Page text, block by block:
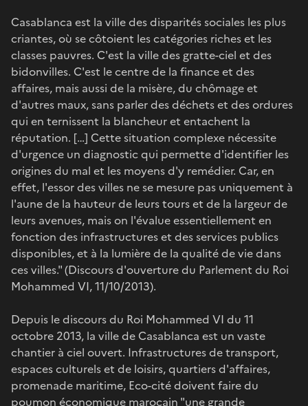
Casablanca est la ville des disparités sociales les plus
criantes, où se côtoient les catégories riches et les
classes pauvres. C'est la ville des gratte-ciel et des
bidonvilles. C'est le centre de la finance et des
affaires, mais aussi de la misère, du chômage et
d'autres maux, sans parler des déchets et des ordures
qui en ternissent la blancheur et entachent la
réputation. […] Cette situation complexe nécessite
d'urgence un diagnostic qui permette d'identifier les
origines du mal et les moyens d'y remédier. Car, en
effet, l'essor des villes ne se mesure pas uniquement à
l'aune de la hauteur de leurs tours et de la largeur de
leurs avenues, mais on l'évalue essentiellement en
fonction des infrastructures et des services publics
disponibles, et à la lumière de la qualité de vie dans
ces villes." (Discours d'ouverture du Parlement du Roi
Mohammed VI, 11/10/2013).
Depuis le discours du Roi Mohammed VI du 11
octobre 2013, la ville de Casablanca est un vaste
chantier à ciel ouvert. Infrastructures de transport,
espaces culturels et de loisirs, quartiers d'affaires,
promenade maritime, Eco-cité doivent faire du
poumon économique marocain "une grande